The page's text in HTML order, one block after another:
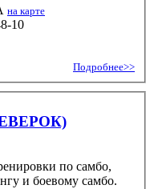
на карте
10
Подробнее>>
по самбо,
и боевому самбо.